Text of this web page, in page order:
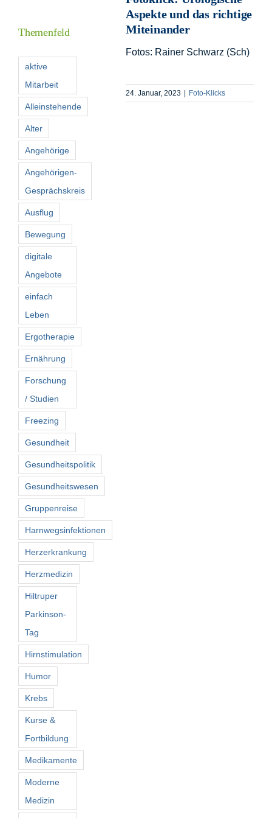
Aspekte und das richtige
Miteinander
Fotos: Rainer Schwarz (Sch)
24. Januar, 2023 Foto-Klicks
Themenfeld
aktive
Mitarbeit
Alleinstehende
Alter
Angehörige
Angehörigen-
Gesprächskreis
Ausflug
Bewegung
digitale
Angebote
einfach
Leben
Ergotherapie
Ernährung
Forschung
/ Studien
Freezing
Gesundheit
Gesundheitspolitik
Gesundheitswesen
Gruppenreise
Harnwegsinfektionen
Herzerkrankung
Herzmedizin
Hiltruper
Parkinson-
Tag
Hirnstimulation
Humor
Krebs
Kurse &
Fortbildung
Medikamente
Moderne
Medizin